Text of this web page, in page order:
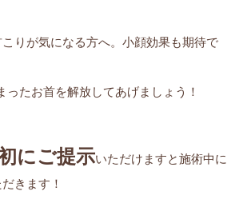
りが気になる方へ。小顔効果も期待で
ったお首を解放してあげましょう！
にご提示いただけますと施術中に
きます！